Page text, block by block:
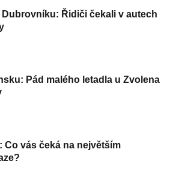
Řidiči čekali v autech
Pád malého letadla u Zvolena
Co vás čeká na největším